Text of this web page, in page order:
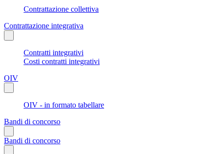
Contrattazione collettiva
Contrattazione integrativa
Contratti integrativi
Costi contratti integrativi
OIV
OIV - in formato tabellare
Bandi di concorso
Bandi di concorso